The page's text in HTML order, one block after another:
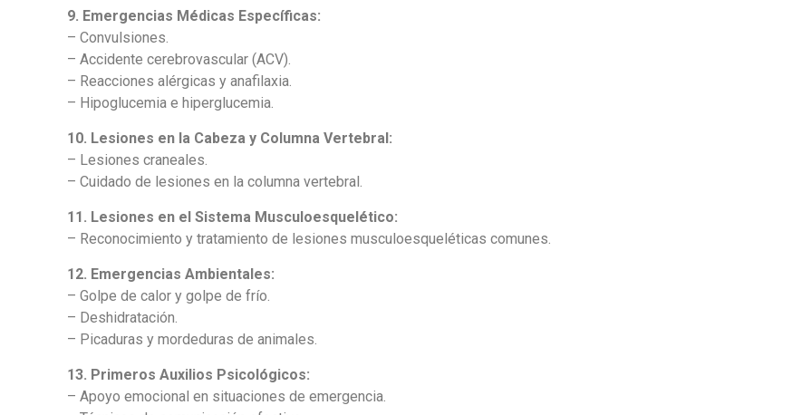
9. Emergencias Médicas Específicas:
– Convulsiones.
– Accidente cerebrovascular (ACV).
– Reacciones alérgicas y anafilaxia.
– Hipoglucemia e hiperglucemia.
10. Lesiones en la Cabeza y Columna Vertebral:
– Lesiones craneales.
– Cuidado de lesiones en la columna vertebral.
11. Lesiones en el Sistema Musculoesquelético:
– Reconocimiento y tratamiento de lesiones musculoesqueléticas comunes.
12. Emergencias Ambientales:
– Golpe de calor y golpe de frío.
– Deshidratación.
– Picaduras y mordeduras de animales.
13. Primeros Auxilios Psicológicos:
– Apoyo emocional en situaciones de emergencia.